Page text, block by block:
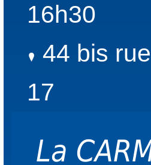
16h30
44 bis
17
La